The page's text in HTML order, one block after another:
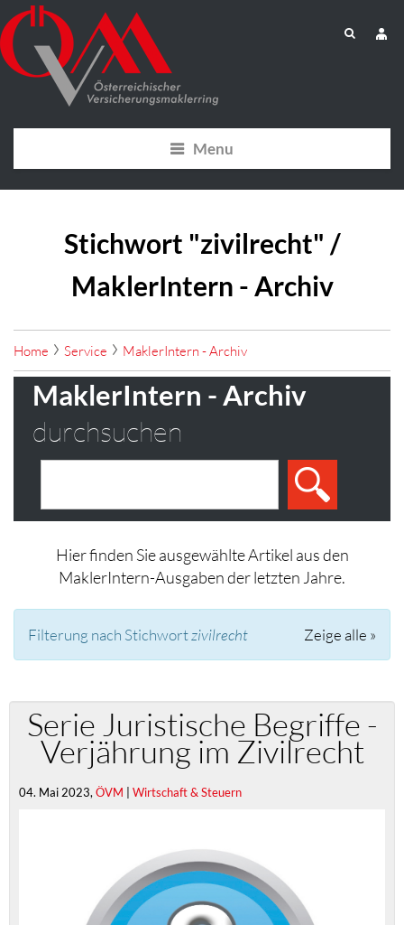
Menu
Stichwort "zivilrecht" /
MaklerIntern - Archiv
Home Service MaklerIntern - Archiv
MaklerIntern - Archiv
durchsuchen
Hier finden Sie ausgewählte Artikel aus den
MaklerIntern-Ausgaben der letzten Jahre.
Filterung nach Stichwortzivilrecht Zeige alle »
Serie Juristische Begriffe -
Verjährung im Zivilrecht
04. Mai 2023, ÖVM | Wirtschaft & Steuern